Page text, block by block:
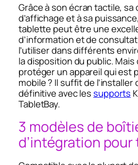
Grâce à son écran tactile, sa
d’affichage et à sa
tablette peut être une
d’information et de
l’utiliser dans différents
la disposition du public.
protéger un appareil qui est
mobile ? Il suffit de l’installer
définitive avec lessupports
TabletBay.
3 modèles de
d’intégration